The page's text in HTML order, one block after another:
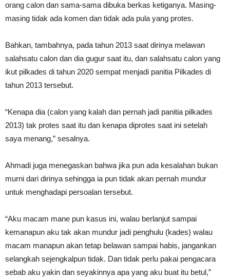
orang calon dan sama-sama dibuka berkas ketiganya. Masing-
masing tidak ada komen dan tidak ada pula yang protes.
Bahkan, tambahnya, pada tahun 2013 saat dirinya melawan
salahsatu calon dan dia gugur saat itu, dan salahsatu calon yang
ikut pilkades di tahun 2020 sempat menjadi panitia Pilkades di
tahun 2013 tersebut.
“Kenapa dia (calon yang kalah dan pernah jadi panitia pilkades
2013) tak protes saat itu dan kenapa diprotes saat ini setelah
saya menang,” sesalnya.
Ahmadi juga menegaskan bahwa jika pun ada kesalahan bukan
murni dari dirinya sehingga ia pun tidak akan pernah mundur
untuk menghadapi persoalan tersebut.
“Aku macam mane pun kasus ini, walau berlanjut sampai
kemanapun aku tak akan mundur jadi penghulu (kades) walau
macam manapun akan tetap belawan sampai habis, jangankan
selangkah sejengkalpun tidak. Dan tidak perlu pakai pengacara
sebab aku yakin dan seyakinnya apa yang aku buat itu betul,”